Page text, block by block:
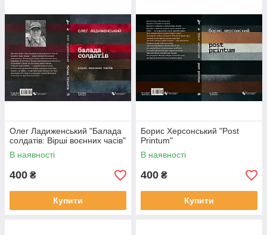
Олег Ладиженський "Балада
солдатів: Вірші воєнних часів"
В наявності
400 ₴
Купити
Борис Херсонський "Post
Printum"
В наявності
400 ₴
Купити